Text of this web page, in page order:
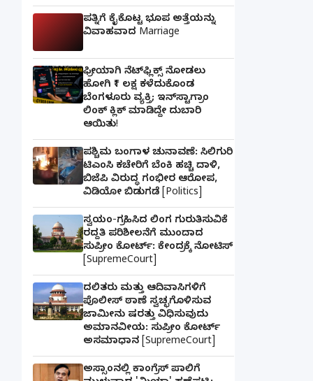
ಪತ್ನಿಗೆ ಕೈಕೊಟ್ಟ ಭೂಪ ಅತ್ತೆಯನ್ನು
ವಿವಾಹವಾದ Marriage
ಫ್ರೀಯಾಗಿ ನೆಟ್‌ಫ್ಲಿಕ್ಸ್ ನೋಡಲು
ಹೋಗಿ ₹1 ಲಕ್ಷ ಕಳೆದುಕೊಂಡ
ಬೆಂಗಳೂರು ವ್ಯಕ್ತಿ; ಇನ್‌ಸ್ಟಾಗ್ರಾಂ
ಲಿಂಕ್ ಕ್ಲಿಕ್ ಮಾಡಿದ್ದೇ ದುಬಾರಿ
ಆಯಿತು!
ಪಶ್ಚಿಮ ಬಂಗಾಳ ಚುನಾವಣೆ: ಸಿಲಿಗುರಿ
ಟಿಎಂಸಿ ಕಚೇರಿಗೆ ಬೆಂಕಿ ಹಚ್ಚಿ ದಾಳಿ,
ಬಿಜೆಪಿ ವಿರುದ್ಧ ಗಂಭೀರ ಆರೋಪ,
ವಿಡಿಯೋ ಬಿಡುಗಡೆ [Politics]
ಸ್ವಯಂ-ಗ್ರಹಿಸಿದ ಲಿಂಗ ಗುರುತಿಸುವಿಕೆ
ರದ್ದತಿ ಪರಿಶೀಲನೆಗೆ ಮುಂದಾದ
ಸುಪ್ರೀಂ ಕೋರ್ಟ್: ಕೇಂದ್ರಕ್ಕೆ ನೋಟಿಸ್
[SupremeCourt]
ದಲಿತರು ಮತ್ತು ಆದಿವಾಸಿಗಳಿಗೆ
ಪೊಲೀಸ್ ಠಾಣೆ ಸ್ವಚ್ಛಗೊಳಿಸುವ
ಜಾಮೀನು ಷರತ್ತು ವಿಧಿಸುವುದು
ಅಮಾನವೀಯ: ಸುಪ್ರೀಂ ಕೋರ್ಟ್
ಅಸಮಾಧಾನ [SupremeCourt]
ಅಸ್ಸಾಂನಲ್ಲಿ ಕಾಂಗ್ರೆಸ್ ಪಾಲಿಗೆ